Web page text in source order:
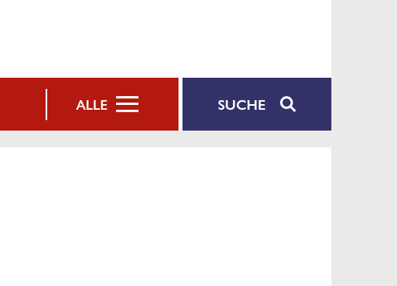
SUCHE
ALLE